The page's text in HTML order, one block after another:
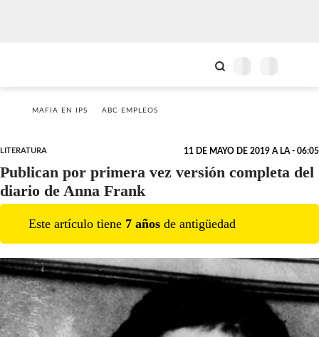
MAFIA EN IPS ABC EMPLEOS
LITERATURA 11 DE MAYO DE 2019 A LA - 06:05
Publican por primera vez versión completa del
diario de Anna Frank
Este artículo tiene 7 años de antigüedad